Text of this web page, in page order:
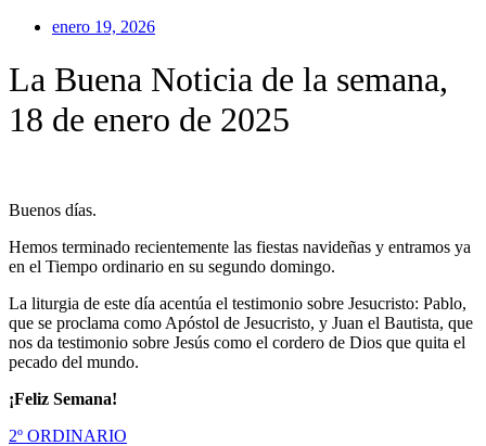
enero 19, 2026
La Buena Noticia de la semana,
18 de enero de 2025
Buenos días.
Hemos terminado recientemente las fiestas navideñas y entramos ya
en el Tiempo ordinario en su segundo domingo.
La liturgia de este día acentúa el testimonio sobre Jesucristo: Pablo,
que se proclama como Apóstol de Jesucristo, y Juan el Bautista, que
nos da testimonio sobre Jesús como el cordero de Dios que quita el
pecado del mundo.
¡Feliz Semana!
2º ORDINARIO